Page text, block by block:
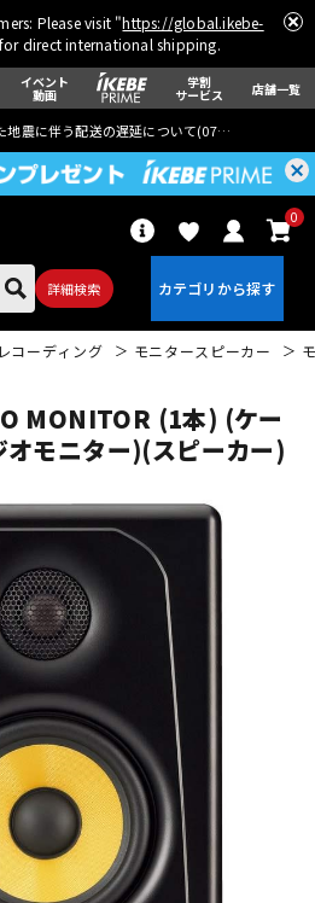
Please visit "https://global.ikebe-
direct international shipping.
イベント
動画
学割
サービス 店舗一覧
地震に伴う配送の遅延について(07月29日
詳細検索
0
ウクレレ
パーカッション
電子ピアノ
その他楽器
レコーディング モニタースピーカー
MONITOR (1本) (ケー
モニター)(スピーカー)